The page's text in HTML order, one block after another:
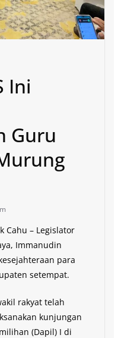
Ini
Guru
Cahu – Legislator
Immanudin
para
setempat.
rakyat telah
kunjungan
(Dapil) I di